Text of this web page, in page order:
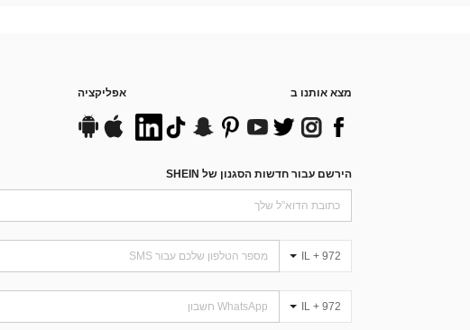
מצא אותנו ב אפליקציה
הירשם עבור חדשות הסגנון של SHEIN
IL + 972
IL + 972